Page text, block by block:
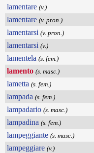
lamentare (v.)
lamentare (v. pron.)
lamentarsi (v. pron.)
lamentarsi (v.)
lamentela (s. fem.)
lamento (s. masc.)
lametta (s. fem.)
lampada (s. fem.)
lampadario (s. masc.)
lampadina (s. fem.)
lampeggiante (s. masc.)
lampeggiare (v.)